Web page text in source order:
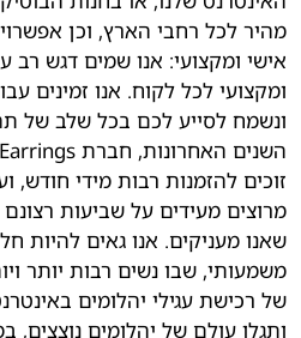
מהיר לכל רחבי הארץ, וכן
אישי ומקצועי: אנו שמים דגש רב
ומקצועי לכל לקוח. אנו זמינים
זוכים להזמנות רבות מידי חודש,
מרוצים מעידים על שביעות
שאנו מעניקים. אנו גאים להיות
משמעותי, שבו נשים רבות יותר
של רכישת עגילי יהלומים
ותגלו עולם של יהלומים נוצצים,